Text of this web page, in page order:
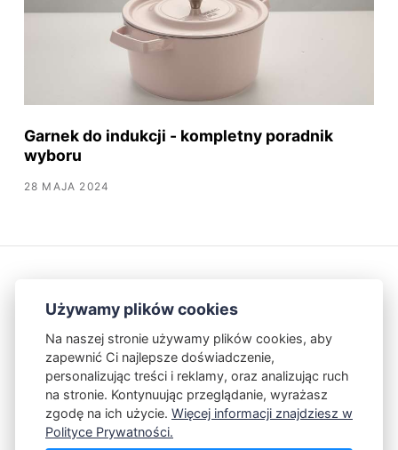
Garnek do indukcji - kompletny poradnik
wyboru
28 MAJA 2024
Kontakt Polityka Prywatności
Powered by Publii
Używamy plików cookies
Na naszej stronie używamy plików cookies, aby
zapewnić Ci najlepsze doświadczenie,
personalizując treści i reklamy, oraz analizując ruch
na stronie. Kontynuując przeglądanie, wyrażasz
zgodę na ich użycie. Więcej informacji znajdziesz w
Polityce Prywatności.